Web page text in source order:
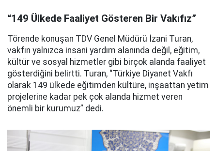
“149 Ülkede Faaliyet Gösteren Bir Vakıfız”
Törende konuşan TDV Genel Müdürü İzani Turan,
vakfın yalnızca insani yardım alanında değil, eğitim,
kültür ve sosyal hizmetler gibi birçok alanda faaliyet
gösterdiğini belirtti. Turan, “Türkiye Diyanet Vakfı
olarak 149 ülkede eğitimden kültüre, inşaattan yetim
projelerine kadar pek çok alanda hizmet veren
önemli bir kurumuz” dedi.